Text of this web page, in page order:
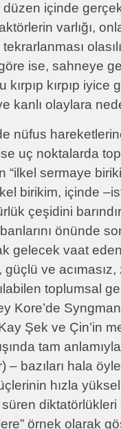
düzen içinde
varlığı,
ise, sahneye
kırpıp iyice
kanlı olaylara
nüfus
uç noktalarda
“ilkel sermaye
birikim, içinde
çeşidini
önünde
gelecek vaat
ve
toplumsal
Kore’de
Şek ve Çin’in
tam
– bazıları hala
hızla
süren
örnek olarak